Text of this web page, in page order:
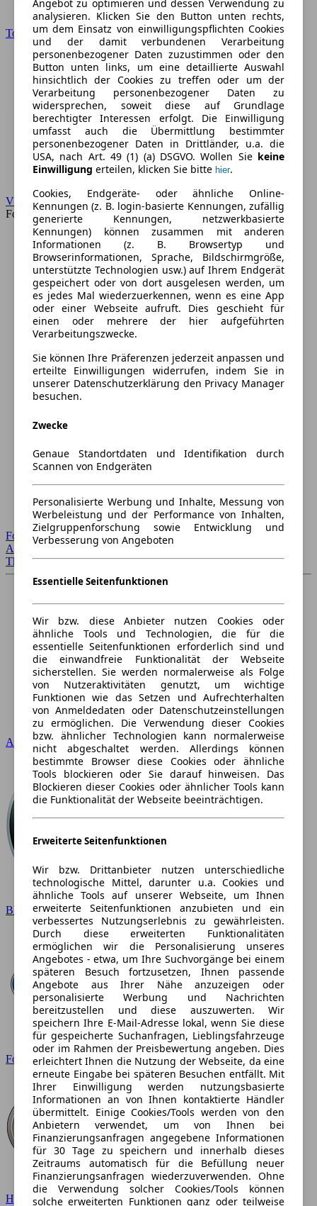
Toyota
VW
Forum
Forum Startseite
Alle Auto-Foren
Themen-Forum
Audi
BMW
Ford
Hyundai
Angebot zu optimieren und dessen Verwendung zu
analysieren. Klicken Sie den Button unten rechts,
um dem Einsatz von einwilligungspflichten Cookies
und der damit verbundenen Verarbeitung
personenbezogener Daten zuzustimmen oder den
Button unten links, um eine detaillierte Auswahl
hinsichtlich der Cookies zu treffen oder um der
Verarbeitung personenbezogener Daten zu
widersprechen, soweit diese auf Grundlage
berechtigter Interessen erfolgt. Die Einwilligung
umfasst auch die Übermittlung bestimmter
personenbezogener Daten in Drittländer, u.a. die
USA, nach Art. 49 (1) (a) DSGVO. Wollen Sie keine
Einwilligung erteilen, klicken Sie bitte hier.
Cookies, Endgeräte- oder ähnliche Online-
Kennungen (z. B. login-basierte Kennungen, zufällig
generierte Kennungen, netzwerkbasierte
Kennungen) können zusammen mit anderen
Informationen (z. B. Browsertyp und
Browserinformationen, Sprache, Bildschirmgröße,
unterstützte Technologien usw.) auf Ihrem Endgerät
gespeichert oder von dort ausgelesen werden, um
es jedes Mal wiederzuerkennen, wenn es eine App
oder einer Webseite aufruft. Dies geschieht für
einen oder mehrere der hier aufgeführten
Verarbeitungszwecke.
Sie können Ihre Präferenzen jederzeit anpassen und
erteilte Einwilligungen widerrufen, indem Sie in
unserer Datenschutzerklärung den Privacy Manager
besuchen.
Zwecke
Genaue Standortdaten und Identifikation durch
Scannen von Endgeräten
Personalisierte Werbung und Inhalte, Messung von
Werbeleistung und der Performance von Inhalten,
Zielgruppenforschung sowie Entwicklung und
Verbesserung von Angeboten
Essentielle Seitenfunktionen
Wir bzw. diese Anbieter nutzen Cookies oder
ähnliche Tools und Technologien, die für die
essentielle Seitenfunktionen erforderlich sind und
die einwandfreie Funktionalität der Webseite
sicherstellen. Sie werden normalerweise als Folge
von Nutzeraktivitäten genutzt, um wichtige
Funktionen wie das Setzen und Aufrechterhalten
von Anmeldedaten oder Datenschutzeinstellungen
zu ermöglichen. Die Verwendung dieser Cookies
bzw. ähnlicher Technologien kann normalerweise
nicht abgeschaltet werden. Allerdings können
bestimmte Browser diese Cookies oder ähnliche
Tools blockieren oder Sie darauf hinweisen. Das
Blockieren dieser Cookies oder ähnlicher Tools kann
die Funktionalität der Webseite beeinträchtigen.
Erweiterte Seitenfunktionen
Wir bzw. Drittanbieter nutzen unterschiedliche
technologische Mittel, darunter u.a. Cookies und
ähnliche Tools auf unserer Webseite, um Ihnen
erweiterte Seitenfunktionen anzubieten und ein
verbessertes Nutzungserlebnis zu gewährleisten.
Durch diese erweiterten Funktionalitäten
ermöglichen wir die Personalisierung unseres
Angebotes - etwa, um Ihre Suchvorgänge bei einem
späteren Besuch fortzusetzen, Ihnen passende
Angebote aus Ihrer Nähe anzuzeigen oder
personalisierte Werbung und Nachrichten
bereitzustellen und diese auszuwerten. Wir
speichern Ihre E-Mail-Adresse lokal, wenn Sie diese
für gespeicherte Suchanfragen, Lieblingsfahrzeuge
oder im Rahmen der Preisbewertung angeben. Dies
erleichtert Ihnen die Nutzung der Webseite, da eine
erneute Eingabe bei späteren Besuchen entfällt. Mit
Ihrer Einwilligung werden nutzungsbasierte
Informationen an von Ihnen kontaktierte Händler
übermittelt. Einige Cookies/Tools werden von den
Anbietern verwendet, um von Ihnen bei
Finanzierungsanfragen angegebene Informationen
für 30 Tage zu speichern und innerhalb dieses
Zeitraums automatisch für die Befüllung neuer
Finanzierungsanfragen wiederzuverwenden. Ohne
die Verwendung solcher Cookies/Tools können
solche erweiterten Funktionen ganz oder teilweise